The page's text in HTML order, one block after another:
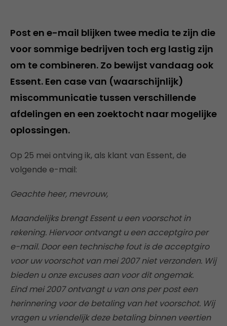
Post en e-mail blijken twee media te zijn die
voor sommige bedrijven toch erg lastig zijn
om te combineren. Zo bewijst vandaag ook
Essent. Een case van (waarschijnlijk)
miscommunicatie tussen verschillende
afdelingen en een zoektocht naar mogelijke
oplossingen.
Op 25 mei ontving ik, als klant van Essent, de
volgende e-mail:
Geachte heer, mevrouw,
Maandelijks brengt Essent u een voorschot in
rekening. Hiervoor ontvangt u een acceptgiro per
e-mail. Door een technische fout is de acceptgiro
voor uw voorschot van mei 2007 niet verzonden. Wij
bieden u onze excuses aan voor dit ongemak.
Eind mei 2007 ontvangt u van ons per post een
herinnering voor de betaling van het voorschot. Wij
vragen u vriendelijk deze betaling binnen veertien